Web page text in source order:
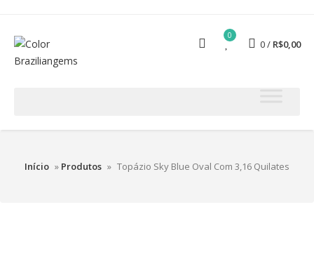
0
0 R$0,00
Início » Produtos » Topázio Sky Blue Oval Com 3,16 Quilates